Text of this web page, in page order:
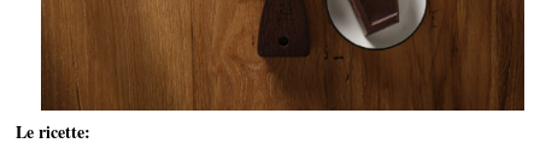
Le ricette: